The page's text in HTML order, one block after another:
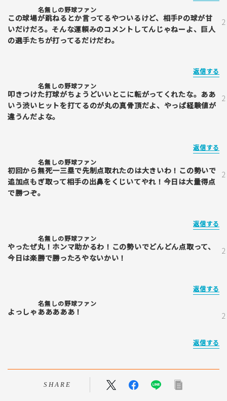
名無しの野球ファン
この球場が跳ねるとか言ってるやついるけど、相手Pの球が甘
いだけだろ。そんな運頼みのコメントしてんじゃねーよ、巨人
の選手たちが打ってるだけだわ。
返信する
名無しの野球ファン
叩きつけた打球がちょうどいいとこに転がってくれたな。ああ
いう渋いヒットを打てるのが丸の真骨頂だよ、やっぱ経験値が
違うんだよな。
返信する
名無しの野球ファン
初回から無死一三塁で先制点取れたのは大きいわ！この勢いで
追加点もぎ取って相手の出鼻をくじいてやれ！今日は大量得点
で勝つぞ。
返信する
名無しの野球ファン
やったぜ丸！ホンマ助かるわ！この勢いでどんどん点取って、
今日は楽勝で勝ったろやないかい！
返信する
名無しの野球ファン
よっしゃあああああ！
返信する
SHARE